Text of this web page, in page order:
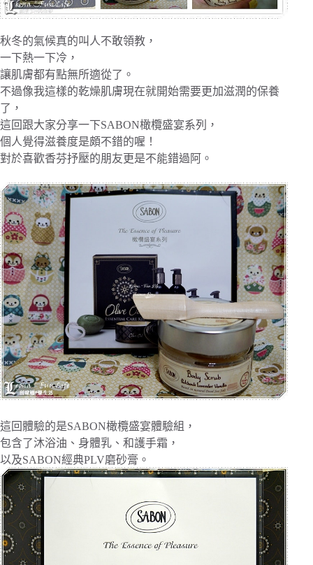
秋冬的氣候真的叫人不敢領教，
一下熱一下冷，
讓肌膚都有點無所適從了。
不過像我這樣的乾燥肌膚現在就開始需要更加滋潤的保養
了，
這回跟大家分享一下SABON橄欖盛宴系列，
個人覺得滋養度是頗不錯的喔！
對於喜歡香芬抒壓的朋友更是不能錯過阿。
這回體驗的是SABON橄欖盛宴體驗組，
包含了沐浴油、身體乳、和護手霜，
以及SABON經典PLV磨砂膏。